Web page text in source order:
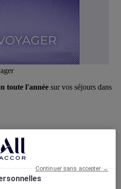
toute l'année sur vos séjours dans
langue ci-dessousContinuer sans accepter →